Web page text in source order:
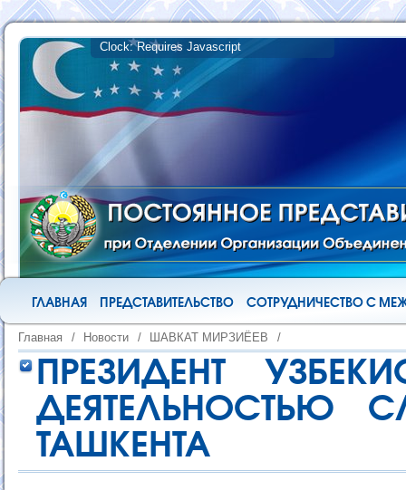
ГЛАВНАЯ ПРЕДСТАВИТЕЛЬСТВО СОТРУДНИЧЕСТВО С
Главная / Новости / ШАВКАТ МИРЗИЁЕВ /
ПРЕЗИДЕНТ
ДЕЯТЕЛЬНОСТЬЮ
ТАШКЕНТА